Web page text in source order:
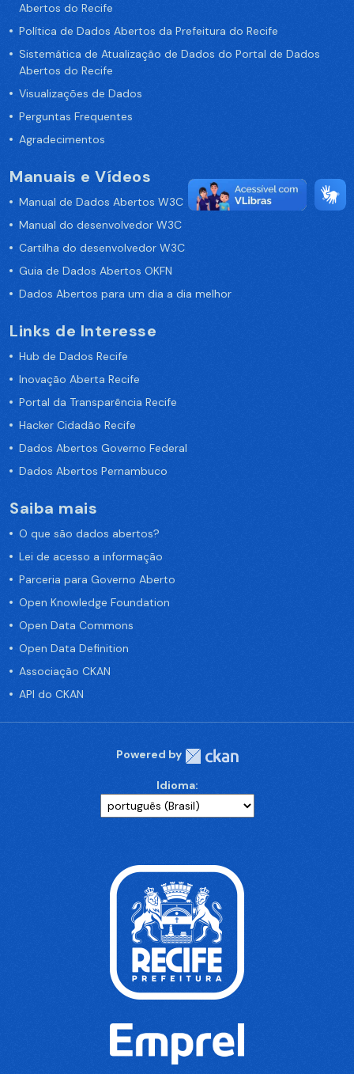
Abertos do Recife
Política de Dados Abertos da Prefeitura do Recife
Sistemática de Atualização de Dados do Portal de Dados
Abertos do Recife
Visualizações de Dados
Perguntas Frequentes
Agradecimentos
Manuais e Vídeos
Manual de Dados Abertos W3C
Manual do desenvolvedor W3C
Cartilha do desenvolvedor W3C
Guia de Dados Abertos OKFN
Dados Abertos para um dia a dia melhor
Links de Interesse
Hub de Dados Recife
Inovação Aberta Recife
Portal da Transparência Recife
Hacker Cidadão Recife
Dados Abertos Governo Federal
Dados Abertos Pernambuco
Saiba mais
O que são dados abertos?
Lei de acesso a informação
Parceria para Governo Aberto
Open Knowledge Foundation
Open Data Commons
Open Data Definition
Associação CKAN
API do CKAN
Powered by
Idioma